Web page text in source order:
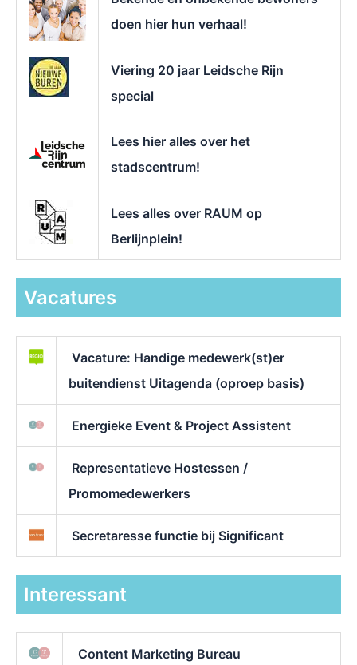
doen hier hun verhaal!
Viering 20 jaar Leidsche Rijn
special
Lees hier alles over het
stadscentrum!
Lees alles over RAUM op
Berlijnplein!
Vacatures
Vacature: Handige medewerk(st)er
buitendienst Uitagenda (oproep basis)
Energieke Event & Project Assistent
Representatieve Hostessen /
Promomedewerkers
Secretaresse functie bij Significant
Interessant
Content Marketing Bureau